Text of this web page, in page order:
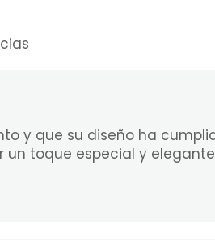
y que su diseño ha
un toque especial y